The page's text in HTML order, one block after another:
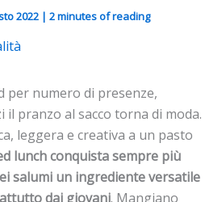
2022 | 2 minutes of reading
per numero di presenze,
pranzo al sacco torna di moda.
leggera e creativa a un pasto
lunch conquista sempre più
salumi un ingrediente versatile
dai giovani. Mangiano